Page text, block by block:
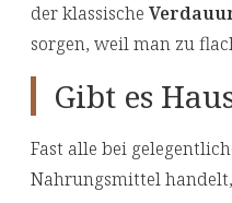
der klassische
sorgen, weil man zu
Gibt es
Fast alle bei
Nahrungsmittel